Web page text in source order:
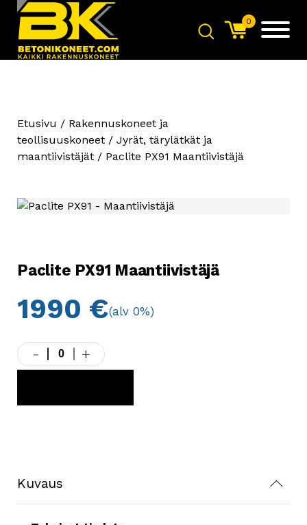
0
Etusivu / Rakennuskoneet ja
teollisuuskoneet / Jyrät, tärylätkät ja
maantiivistäjät / Paclite PX91 Maantiivistäjä
Paclite PX91 Maantiivistäjä
1990 €(alv 0%)
-
Paclite
PX91
määrä
+
Kuvaus